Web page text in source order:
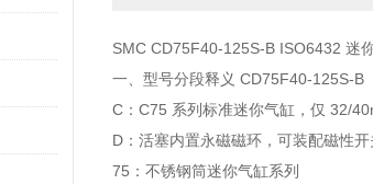
SMC CD75F40-125S-B ISO6432 迷
一、型号分段释义 CD75F40-125S-B
C：C75 系列标准迷你气缸，仅 32/
D：活塞内置永磁磁环，可装配磁性
75：不锈钢筒迷你气缸系列